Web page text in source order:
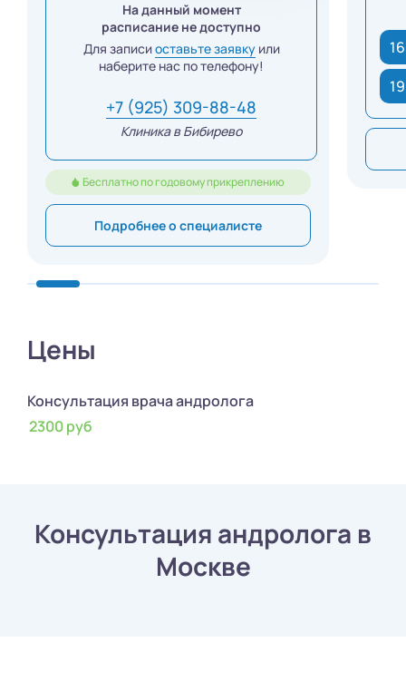
На данный момент
расписание не доступно
Для записиоставьте заявкуили
наберите нас по телефону!
+7 (925) 309-88-48
Клиника в Бибирево
Бесплатно по годовому прикреплению
Подробнее о специалисте
Цены
Консультация врача андролога
2300 руб
Консультация андролога в
Москве